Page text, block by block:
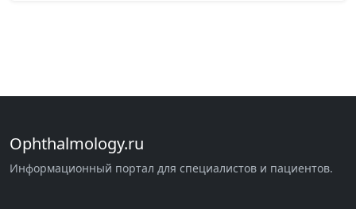
Ophthalmology.ru
Информационный портал для специалистов и пациентов.